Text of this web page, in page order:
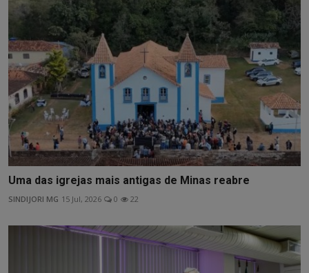
Uma das igrejas mais antigas de Minas reabre
SINDIJORI MG 15 Jul, 2026 0 22